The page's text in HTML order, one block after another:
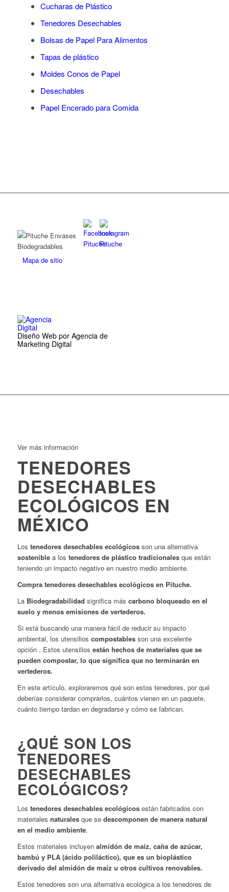
Ver más información
TENEDORES
DESECHABLES
ECOLÓGICOS EN
MÉXICO
Los tenedores desechables ecológicos son una alternativa
sosteniblea los tenedores de plástico tradicionalesque están
teniendo un impacto negativo en nuestro medio ambiente.
Compra tenedores desechables ecológicos en Pituche.
La Biodegradabilidad significa más carbono bloqueado en el
suelo y menos emisiones de vertederos.
Si está buscando una manera fácil de reducir su impacto
ambiental, los utensilios compostablesson una excelente
opción . Estos utensilios están hechos de materiales que se
pueden compostar, lo que significa que no terminarán en
vertederos.
En este artículo, exploraremos qué son estos tenedores, por qué
deberías considerar comprarlos, cuántos vienen en un paquete,
cuánto tiempo tardan en degradarse y cómo se fabrican.
¿QUÉ SON LOS
TENEDORES
DESECHABLES
ECOLÓGICOS?
Los tenedores desechables ecológicos están fabricados con
materiales naturalesque se descomponen de manera natural
en el medio ambiente.
Estos materiales incluyen almidón de maíz, caña de azúcar,
bambú y PLA (ácido poliláctico), que es un bioplástico
derivado del almidón de maíz u otros cultivos renovables.
Estos tenedores son una alternativa ecológica a los tenedores de
Cucharas de Plástico
Tenedores Desechables
Bolsas de Papel Para Alimentos
Tapas de plástico
Moldes Conos de Papel
Desechables
Papel Encerado para Comida
Mapa de sitio
Diseño Web por Agencia de
Marketing Digital